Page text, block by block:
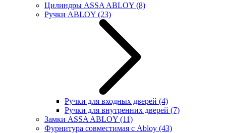
Цилиндры ASSA ABLOY (8)
Ручки ABLOY (23)
Ручки для входных дверей (4)
Ручки для внутренних дверей (7)
Замки ASSA ABLOY (11)
Фурнитура совместимая с Abloy (43)